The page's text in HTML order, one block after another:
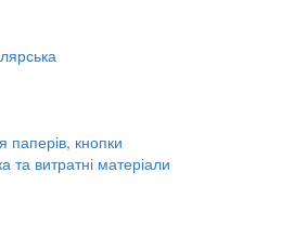
паперів, кнопки
та витратні матеріали